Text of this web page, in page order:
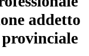
addetto